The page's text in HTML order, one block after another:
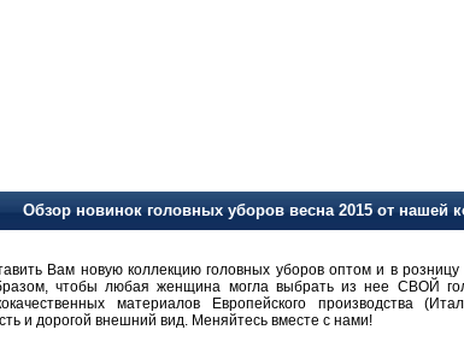
Обзор новинок головных уборов весна 2015 от нашей
Вам новую коллекцию головных уборов оптом и в розницу
чтобы любая женщина могла выбрать из нее СВОЙ
материалов Европейского производства
и дорогой внешний вид. Меняйтесь вместе с нами!